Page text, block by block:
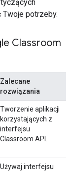
Twoje potrzeby.
Classroom
Zalecane
rozwiązania
Tworzenie aplikacji
korzystających z
interfejsu
Classroom API.
Używaj interfejsu